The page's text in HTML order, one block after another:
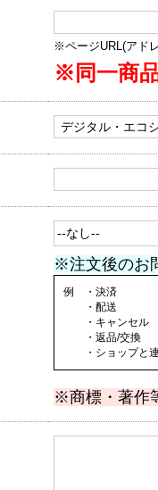
※ページURL(アド
※同一商
※注文後のお
例 ・決済
・配送
・キャンセル
・返品/交換
・ショップと連
※商標・著作